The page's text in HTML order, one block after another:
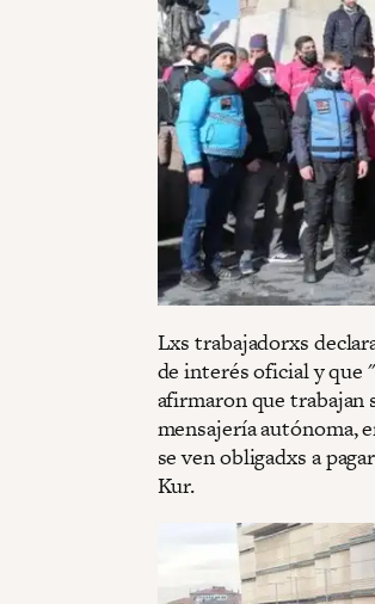
Lxs trabajadorxs
de interés oficial y que
afirmaron que trabajan
mensajería autónoma,
se ven obligadxs a
Kur.